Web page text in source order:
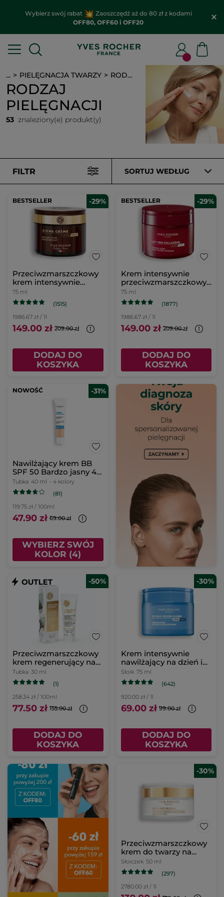
Wybierz swój rabat
Zaoszczędź aż do 80 zł z kodami
OFF80, OFF60 i OFF20
... PIELĘGNACJA TWARZY RODZAJ PIELĘGNACJI
RODZAJ
PIELĘGNACJI
53 znaleziony(e) produkt(y)
FILTR SORTUJ WEDŁUG
BESTSELLER -29%
Przeciwzmarszczkowy
krem intensywnie
regenerujący
75 ml
(1515)
1986.67 zł / 1l
149.00 zł 209.00 zł
DODAJ DO
KOSZYKA
BESTSELLER -29%
Krem intensywnie
przeciwzmarszczkowy
75 ml
75 ml
(1877)
1986.67 zł / 1l
149.00 zł 209.00 zł
DODAJ DO
KOSZYKA
NOWOŚĆ -31%
Nawilżający krem BB
SPF 50 Bardzo jasny 40
ml
Tubka 40 ml - 4 kolory
(81)
119.75 zł / 100ml
47.90 zł 69.00 zł
WYBIERZ SWÓJ
KOLOR (4)
-50%
Przeciwzmarszczkowy
krem regenerujący na
dzień i na noc & maska
na noc
Tubka 30 ml
(1)
258.34 zł / 100ml
77.50 zł 155.00 zł
DODAJ DO
KOSZYKA
-30%
Krem intensywnie
nawilżający na dzień i
na noc 75 ml
Słoik 75 ml
(642)
920.00 zł / 1l
69.00 zł 99.00 zł
DODAJ DO
KOSZYKA
-30%
Przeciwzmarszczkowy
krem do twarzy na
dzień 50 ml
Słoiczek 50 ml
(297)
2780.00 zł / 1l